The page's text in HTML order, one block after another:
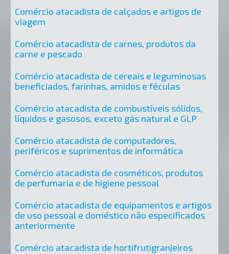
Comércio atacadista de calçados e artigos de
viagem
Comércio atacadista de carnes, produtos da
carne e pescado
Comércio atacadista de cereais e leguminosas
beneficiados, farinhas, amidos e féculas
Comércio atacadista de combustíveis sólidos,
líquidos e gasosos, exceto gás natural e GLP
Comércio atacadista de computadores,
periféricos e suprimentos de informática
Comércio atacadista de cosméticos, produtos
de perfumaria e de higiene pessoal
Comércio atacadista de equipamentos e artigos
de uso pessoal e doméstico não especificados
anteriormente
Comércio atacadista de hortifrutigranjeiros